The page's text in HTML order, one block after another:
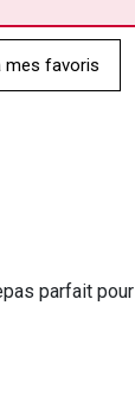
mes favoris
parfait pour